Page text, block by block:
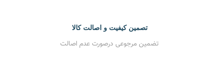
تصمین کیفیت و اصالت کالا
تضمین مرجوعی درصورت عدم اصالت